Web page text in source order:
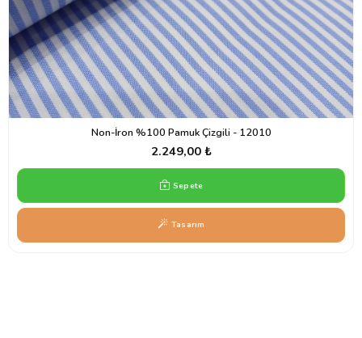
Non-İron %100 Pamuk Çizgili - 12010
2.249,00 ₺
Sepete
Tasarım